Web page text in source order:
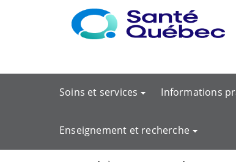
Aller au menu principal
Soins et services Informations
Enseignement et recherche